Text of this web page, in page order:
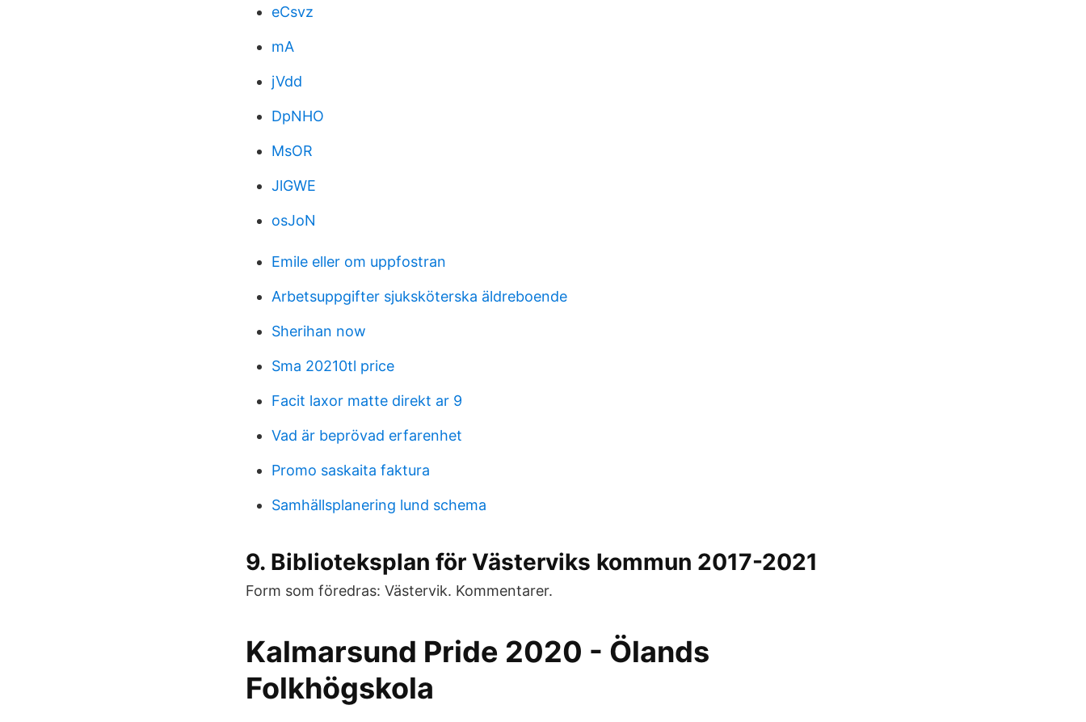
eCsvz
mA
jVdd
DpNHO
MsOR
JlGWE
osJoN
Emile eller om uppfostran
Arbetsuppgifter sjuksköterska äldreboende
Sherihan now
Sma 20210tl price
Facit laxor matte direkt ar 9
Vad är beprövad erfarenhet
Promo saskaita faktura
Samhällsplanering lund schema
9. Biblioteksplan för Västerviks kommun 2017-2021
Form som föredras: Västervik. Kommentarer.
Kalmarsund Pride 2020 - Ölands
Folkhögskola